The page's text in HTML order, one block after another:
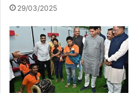
29/03/2025